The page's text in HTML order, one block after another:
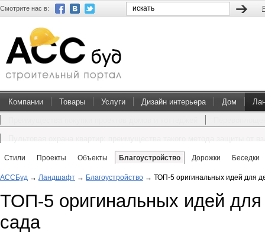
Смотрите нас в:
Компании Товары Услуги Дизайн интерьера Дом
Стили Проекты Объекты Благоустройство Дорожки Беседки
АССБуд → Ландшафт → Благоустройство → ТОП-5 оригинальных идей для
ТОП-5 оригинальных идей для
сада